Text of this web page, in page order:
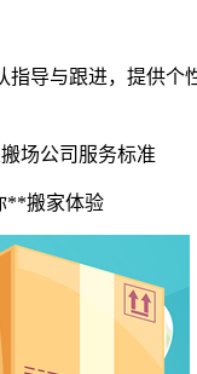
指导与跟进，提供个
场公司服务标准
**搬家体验